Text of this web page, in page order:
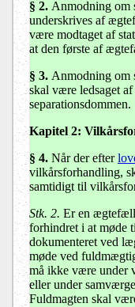
§ 2. Anmodning om
underskrives af
være modtaget af
at den første af
§ 3. Anmodning om
skal være ledsaget
separationsdommen.
Kapitel 2:
§ 4. Når der efter
vilkårsforhandling,
samtidigt til
Stk. 2. Er en
forhindret i at møde
dokumenteret ved
møde ved
må ikke være under
eller under
Fuldmagten skal